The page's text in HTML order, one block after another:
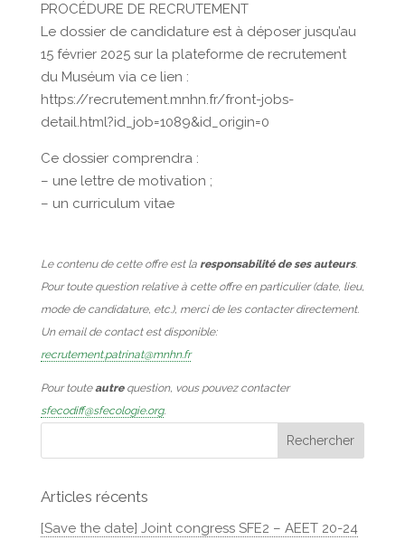
PROCÉDURE DE RECRUTEMENT
Le dossier de candidature est à déposer jusqu’au
15 février 2025 sur la plateforme de recrutement
du Muséum via ce lien :
https://recrutement.mnhn.fr/front-jobs-
detail.html?id_job=1089&id_origin=0
Ce dossier comprendra :
– une lettre de motivation ;
– un curriculum vitae
Le contenu de cette offre est la responsabilité de ses auteurs.
Pour toute question relative à cette offre en particulier (date, lieu,
mode de candidature, etc.), merci de les contacter directement.
Un email de contact est disponible:
recrutement.patrinat@mnhn.fr
Pour touteautrequestion, vous pouvez contacter
sfecodiff@sfecologie.org.
Articles récents
[Save the date] Joint congress SFE2 – AEET 20-24